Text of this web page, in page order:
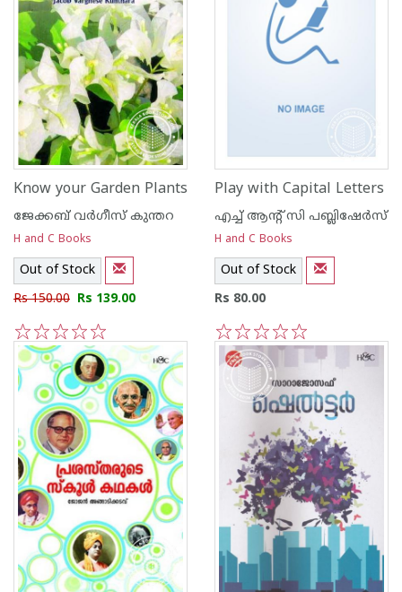
Know your Garden Plants
ജേക്കബ്‌ വര്‍ഗീസ്‌ കുന്തറ
H and C Books
Out of Stock
Rs 150.00 Rs 139.00
5
3
2
1
Play with Capital Letters
എച്ച് ആന്റ്‌ സി പബ്ലിഷേര്‍സ്
H and C Books
Out of Stock
Rs 80.00
5
4
3
2
1